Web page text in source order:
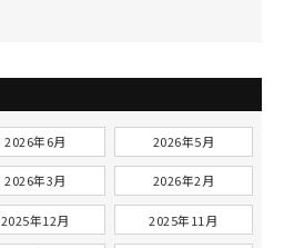
2026年6月 2026年5月
2026年3月 2026年2月
2025年12月 2025年11月